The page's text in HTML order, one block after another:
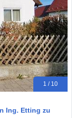
1 / 10
Ing. Etting zu